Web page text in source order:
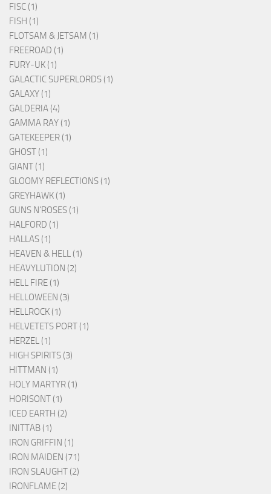
FISC (1)
FISH (1)
FLOTSAM & JETSAM (1)
FREEROAD (1)
FURY-UK (1)
GALACTIC SUPERLORDS (1)
GALAXY (1)
GALDERIA (4)
GAMMA RAY (1)
GATEKEEPER (1)
GHOST (1)
GIANT (1)
GLOOMY REFLECTIONS (1)
GREYHAWK (1)
GUNS N'ROSES (1)
HALFORD (1)
HALLAS (1)
HEAVEN & HELL (1)
HEAVYLUTION (2)
HELL FIRE (1)
HELLOWEEN (3)
HELLROCK (1)
HELVETETS PORT (1)
HERZEL (1)
HIGH SPIRITS (3)
HITTMAN (1)
HOLY MARTYR (1)
HORISONT (1)
ICED EARTH (2)
INITTAB (1)
IRON GRIFFIN (1)
IRON MAIDEN (71)
IRON SLAUGHT (2)
IRONFLAME (2)